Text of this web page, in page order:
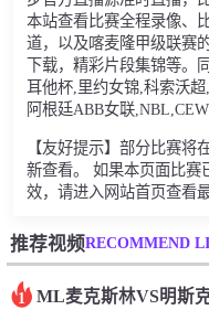
本站查看比赛全程录像、
道，以及喀麦隆甲级联赛
下载，精彩片段集锦等。
耳他杯,里约女锦,科索沃
阿根廷ABB女联
【友好提示】部分比赛将
新查看。 如果本页面比赛
效，请进入网站首页查看
推荐视频RECOMMEND
1 ML麦克斯林VS明斯